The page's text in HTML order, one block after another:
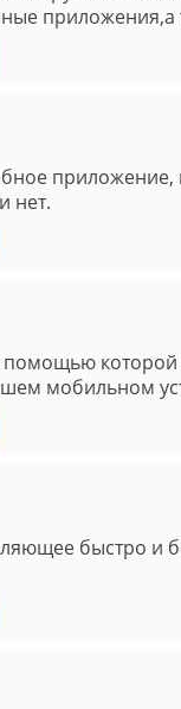
приложения,а
приложение,
нет.
помощью
мобильном
быстро и